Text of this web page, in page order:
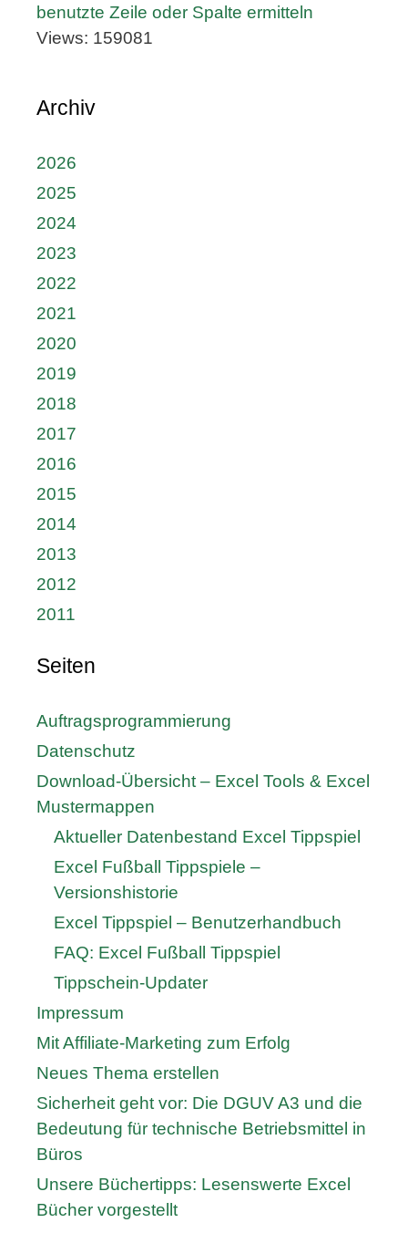
benutzte Zeile oder Spalte ermitteln
Views: 159081
Archiv
2026
2025
2024
2023
2022
2021
2020
2019
2018
2017
2016
2015
2014
2013
2012
2011
Seiten
Auftragsprogrammierung
Datenschutz
Download-Übersicht – Excel Tools & Excel
Mustermappen
Aktueller Datenbestand Excel Tippspiel
Excel Fußball Tippspiele –
Versionshistorie
Excel Tippspiel – Benutzerhandbuch
FAQ: Excel Fußball Tippspiel
Tippschein-Updater
Impressum
Mit Affiliate-Marketing zum Erfolg
Neues Thema erstellen
Sicherheit geht vor: Die DGUV A3 und die
Bedeutung für technische Betriebsmittel in
Büros
Unsere Büchertipps: Lesenswerte Excel
Bücher vorgestellt